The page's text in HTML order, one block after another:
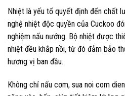
Nhiệt là yếu tố quyết định đến chất
nghệ nhiệt độc quyền của Cuckoo
nghiệm nấu nướng. Bộ nhiệt được
nhiệt đều khắp nồi, từ đó đảm bảo
hương vị ban đầu.
Không chỉ nấu cơm, sua noi com